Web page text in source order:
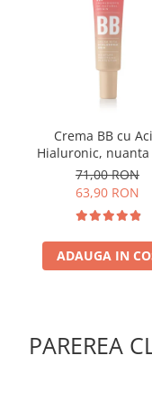
Crema BB cu
Hialuronic, nuanta
NATURAL 30ml
71,00 RON
63,90 RON
ADAUGA IN
PAREREA